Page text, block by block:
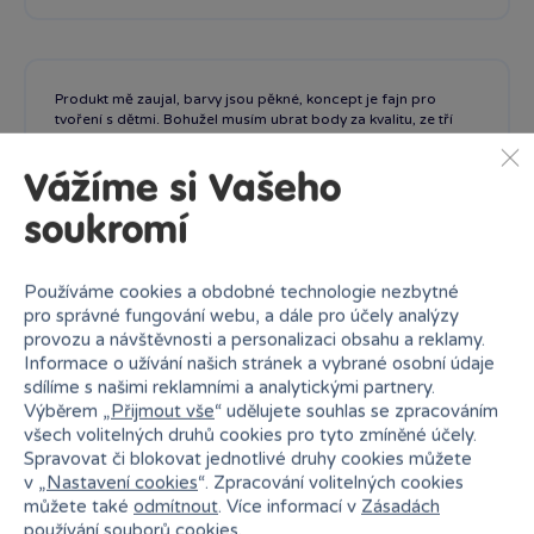
Hana Krejzarová 26. 01. 2026
Ověřená recenze
Produkt mě zaujal, barvy jsou pěkné, koncept je fajn pro
tvoření s dětmi. Bohužel musím ubrat body za kvalitu, ze tří
V balení jsou tři kamínky
Podobné produkty
Vážíme si Vašeho
soukromí
Používáme cookies a obdobné technologie nezbytné
pro správné fungování webu, a dále pro účely analýzy
provozu a návštěvnosti a personalizaci obsahu a reklamy.
Informace o užívání našich stránek a vybrané osobní údaje
sdílíme s našimi reklamními a analytickými partnery.
Výběrem „Přijmout vše“ udělujete souhlas se zpracováním
všech volitelných druhů cookies pro tyto zmíněné účely.
Spravovat či blokovat jednotlivé druhy cookies můžete
v „Nastavení cookies“. Zpracování volitelných cookies
můžete také odmítnout. Více informací v Zásadách